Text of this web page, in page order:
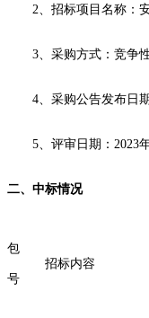
2、 招标项目名称：
3、 采购方式： 竞争
4、 采购公告发布日
5、评审日期：2023
二、 中标情况
包
号
招标内容